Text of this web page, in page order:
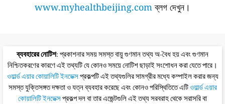
www.myhealthbeijing.comব্লগ দেখুন।
ব্যবহারের নোটিশ: প্রকাশনার সময় সমস্ত বায়ু গুণমান তথ্য অ-বৈধ হয় এবং গুণমান
নিশ্চিতকরণের কারণে এই তথ্যটি যে কোনও সময়ে নোটিশ ছাড়াই সংশোধন করা যেতে পারে।
ওয়ার্ল্ড এয়ার কোয়ালিটি ইনডেক্সপ্রকল্পটি এই তথ্যগুলির সামগ্রীর মধ্যে কম্পাইল করার জন্য
সমস্ত যুক্তিসঙ্গত দক্ষতা ও যত্ন ব্যবহার করেছে এবং কোনও পরিস্থিতিতে এটিওয়ার্ল্ড এয়ার
কোয়ালিটি ইনডেক্সপ্রকল্প দল বা তার এজেন্টগুলি এই তথ্য সরবরাহ থেকে সরাসরি বা